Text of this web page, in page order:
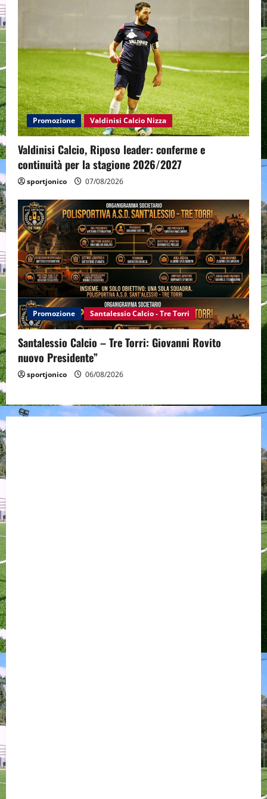
Promozione Valdinisi Calcio Nizza
Valdinisi Calcio, Riposo leader: conferme e
continuità per la stagione 2026/2027
sportjonico 07/08/2026
Promozione Santalessio Calcio - Tre Torri
Santalessio Calcio – Tre Torri: Giovanni Rovito
nuovo Presidente”
sportjonico 06/08/2026